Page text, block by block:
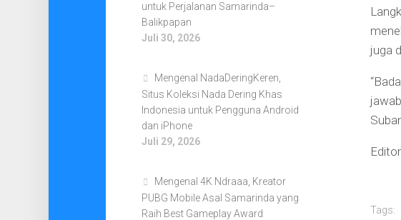
juga
Tags:
untuk Perjalanan Samarinda–
Balikpapan
Juli 30, 2026
Mengenal NadaDeringKeren,
Situs Koleksi Nada Dering Khas
Indonesia untuk Pengguna Android
dan iPhone
Juli 29, 2026
Mengenal 4K Ndraaa, Kreator
PUBG Mobile Asal Samarinda yang
Raih Best Gameplay Award